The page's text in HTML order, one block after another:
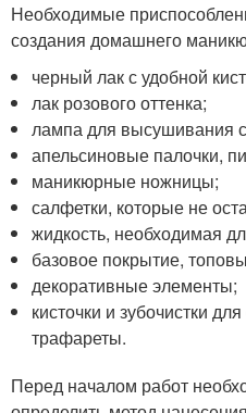
Необходимые
создания домашнего
черный лак с удобной
лак розового оттенка;
лампа для высушивания
апельсиновые палочки,
маникюрные ножницы;
салфетки, которые не
жидкость, необходимая
базовое покрытие,
декоративные элементы;
кисточки и зубочистки
трафареты.
Перед началом работ